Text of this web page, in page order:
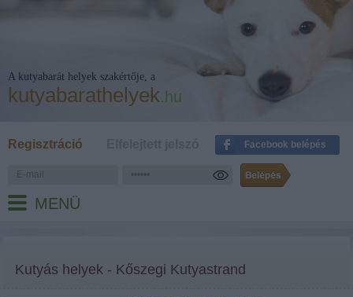
A kutyabarát helyek szakértője, a
kutyabarathelyek.hu
Regisztráció Facebook belépés
MENÜ
Kutyás helyek - Kőszegi Kutyastrand